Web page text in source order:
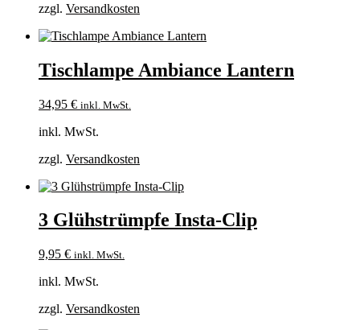
zzgl. Versandkosten
Tischlampe Ambiance Lantern
34,95 € inkl. MwSt.
inkl. MwSt.
zzgl. Versandkosten
3 Glühstrümpfe Insta-Clip
9,95 € inkl. MwSt.
inkl. MwSt.
zzgl. Versandkosten